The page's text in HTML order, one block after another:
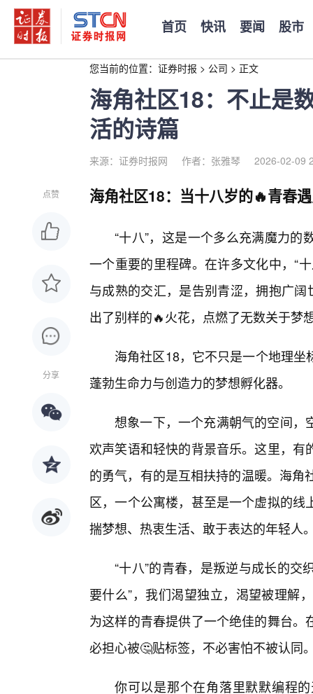
首页 快讯 要闻 股市
您当前的位置： 证券时报 > 公司 > 正文
海角社区18：不止是
活的诗篇
来源：证券时报网 作者：张雅琴 2026-02-09
点赞
分享
海角社区18：当十八岁的🔥青春
“十八”，这是一个多么充满魔力
一个重要的里程碑。在许多文化中，“
与成熟的交汇，是告别青涩，拥抱广
出了别样的🔥火花，点燃了无数关于梦
海角社区18，它不只是一个地理
蓬勃生命力与创造力的梦想孵化器。
想象一下，一个充满朝气的空间，
欢声笑语和轻快的背景音乐。这里，
的勇气，有的是互相扶持的温暖。海
区，一个公寓楼，甚至是一个虚拟的
揣梦想、热衷生活、敢于表达的年轻人
“十八”的青春，是叛逆与成长的交
要什么”，我们渴望独立，渴望被理解
为这样的青春提供了一个绝佳的舞台
必担心被🤔贴标签，不必害怕不被认同
你可以是那个在角落里默默编程